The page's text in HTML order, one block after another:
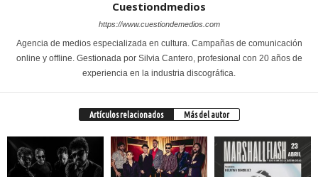
Cuestiondmedios
https://www.cuestiondemedios.com
Agencia de medios especializada en cultura. Campañas de comunicación
online y offline. Gestionada por Silvia Cantero, profesional con 20 años de
experiencia en la industria discográfica.
Artículos relacionados Más del autor